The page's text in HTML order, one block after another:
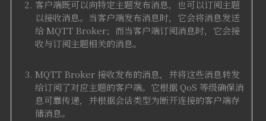
客户端既可以向特定主题发布消息，也可以订阅主题
以接收消息。当客户端发布消息时，它会将消息发送
给 MQTT Broker；而当客户端订阅消息时，它会接
收与订阅主题相关的消息。
MQTT Broker 接收发布的消息，并将这些消息转发
给订阅了对应主题的客户端。它根据 QoS 等级确保消
息可靠传递，并根据会话类型为断开连接的客户端存
储消息。